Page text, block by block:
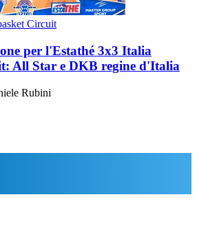
Circuit
per l'Estathé 3x3 Italia
All Star e DKB regine d'Italia
Rubini